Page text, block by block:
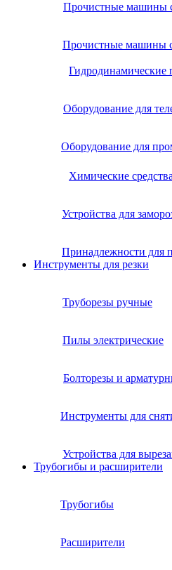
Прочистные машины
Прочистные машины
Оборудование для
Оборудование для
Химические
Устройства для
Принадлежности для
Инструменты для резки
Труборезы ручные
Пилы электрические
Болторезы и
Инструменты для
Устройства для
Трубогибы и расширители
Трубогибы
Расширители